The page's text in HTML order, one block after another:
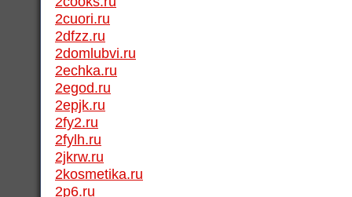
2cuori.ru
2dfzz.ru
2domlubvi.ru
2echka.ru
2egod.ru
2epjk.ru
2fy2.ru
2fylh.ru
2jkrw.ru
2kosmetika.ru
2p6.ru